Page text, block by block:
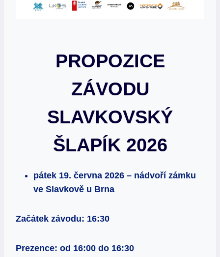
PROPOZICE
ZÁVODU
SLAVKOVSKÝ
ŠLAPÍK 2026
pátek 19. června 2026 – nádvoří zámku
ve Slavkově u Brna
Začátek závodu: 16:30
Prezence: od 16:00 do 16:30